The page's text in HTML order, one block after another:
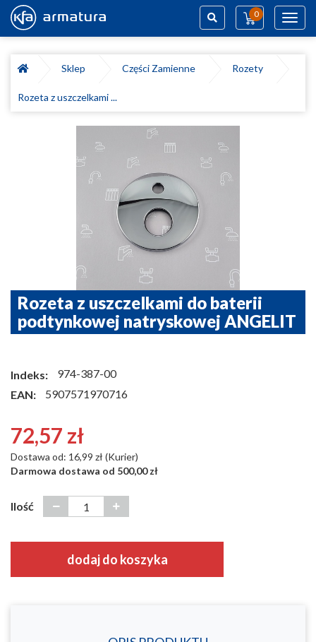
0
Sklep
Części Zamienne Rozety
Rozeta z uszczelkami ...
Rozeta z uszczelkami do baterii
podtynkowej natryskowej ANGELIT
Indeks:
974-387-00
EAN:
5907571970716
72,57 zł
Dostawa od: 16,99 zł (Kurier)
Darmowa dostawa od 500,00 zł
Ilość
dodaj do koszyka